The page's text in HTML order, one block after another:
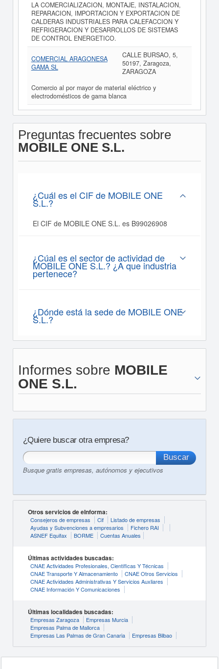
LA COMERCIALIZACION, MONTAJE, INSTALACION,
REPARACION, IMPORTACION Y EXPORTACION DE
CALDERAS INDUSTRIALES PARA CALEFACCION Y
REFRIGERACION Y DESARROLLOS DE SISTEMAS
DE CONTROL ENERGETICO.
COMERCIAL ARAGONESA
GAMA SL
CALLE BURSAO, 5,
50197, Zaragoza,
ZARAGOZA
Comercio al por mayor de material eléctrico y
electrodomésticos de gama blanca
Preguntas frecuentes sobre
MOBILE ONE S.L.
¿Cuál es el CIF de MOBILE ONE
S.L.?
El CIF de MOBILE ONE S.L. es B99026908
¿Cúal es el sector de actividad de
MOBILE ONE S.L.? ¿A que industria
pertenece?
¿Dónde está la sede de MOBILE ONE
S.L.?
Informes sobre MOBILE
ONE S.L.
¿Quiere buscar otra empresa?
Busque gratis empresas, autónomos y ejecutivos
Otros servicios de eInforma:
Consejeros de empresas Cif
Listado de empresas
Ayudas y Subvenciones a empresarios
Fichero RAI
ASNEF Equifax
BORME Cuentas Anuales
Últimas actividades buscadas:
CNAE Actividades Profesionales, Científicas Y Técnicas
CNAE Transporte Y Almacenamiento
CNAE Otros Servicios
CNAE Actividades Administrativas Y Servicios Auxliares
CNAE Información Y Comunicaciones
Últimas localidades buscadas:
Empresas Zaragoza
Empresas Murcia
Empresas Palma de Mallorca
Empresas Las Palmas de Gran Canaria
Empresas Bilbao